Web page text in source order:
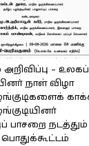
– உலகப்
நாள் விழா
பாசறை நடத்தும்
பொதுக்கூட்டம்